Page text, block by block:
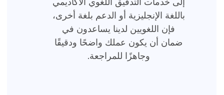
باللغة الإنجليزية أو الدعم بلغة أخرى،
فإن اللغويين لدينا يساعدون في
ضمان أن يكون عملك واضحًا ودقيقًا
وجاهزًا للمراجعة.